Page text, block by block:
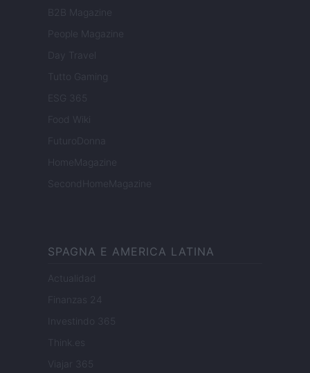
B2B Magazine
People Magazine
Day Travel
Tutto Gaming
ESG 365
Food Wiki
FuturoDonna
HomeMagazine
SecondHomeMagazine
SPAGNA E AMERICA LATINA
Actualidad
Finanzas 24
Investindo 365
Think.es
Viajar 365